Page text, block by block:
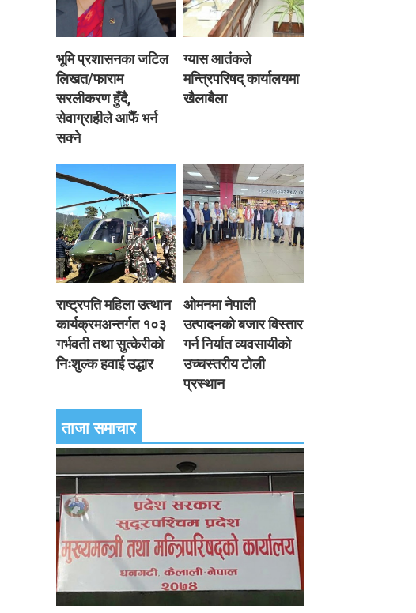
भूमि प्रशासनका जटिल
लिखत/फाराम
सरलीकरण हुँदै,
सेवाग्राहीले आफैँ भर्न
सक्ने
ग्यास आतंकले
मन्त्रिपरिषद् कार्यालयमा
खैलाबैला
राष्ट्रपति महिला उत्थान
कार्यक्रमअन्तर्गत १०३
गर्भवती तथा सुत्केरीको
निःशुल्क हवाई उद्धार
ओमनमा नेपाली
उत्पादनको बजार विस्तार
गर्न निर्यात व्यवसायीको
उच्चस्तरीय टोली
प्रस्थान
ताजा समाचार